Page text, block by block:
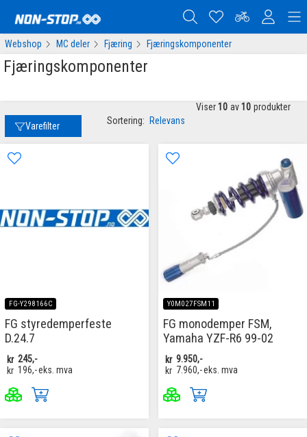
Webshop MC deler Fjæring Fjæringskomponenter
Fjæringskomponenter
Varefilter Sortering: Relevans
Viser 10 av 10 produkter
FG-Y298166C
FG styredemperfeste
D.24.7
kr 245,-
kr 196,-eks. mva
Y0M027FSM11
FG monodemper FSM,
Yamaha YZF-R6 99-02
kr 9.950,-
kr 7.960,-eks. mva